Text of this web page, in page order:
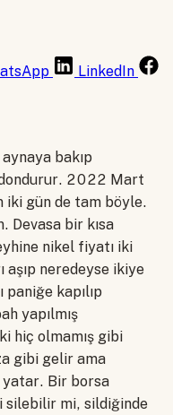
LinkedIn
bakıp
2022 Mart
iki gün de tam böyle.
Devasa bir kısa
nikel fiyatı iki
aşıp neredeyse ikiye
paniğe kapılıp
yapılmış
hiç olmamış gibi
gibi gelir ama
yatar. Bir borsa
silebilir mi, sildiğinde